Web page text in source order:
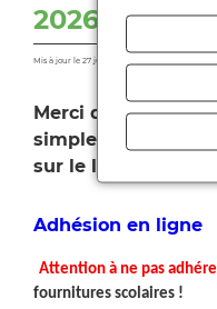
2026
Mis à jour le 27 juillet 2025
Merci de
simple et
sur le lien ci-
Adhésion en ligne
Attention à ne pas
fournitures scolaires !